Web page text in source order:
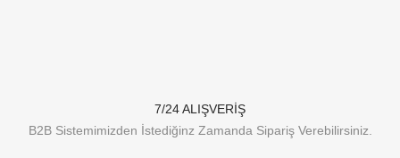
7/24 ALIŞVERİŞ
B2B Sistemimizden İstediğinz Zamanda Sipariş Verebilirsiniz.